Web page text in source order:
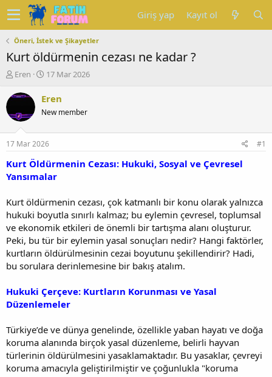
Giriş yap Kayıt ol
Öneri, İstek ve Şikayetler
Kurt öldürmenin cezası ne kadar ?
K
n
y
b
a
ş
a
a
n
Eren
B
ş
a
g
ı
ç
t
a
i
h
i
17 Mar 2026
Eren
New member
17 Mar 2026 #1
Kurt Öldürmenin Cezası: Hukuki, Sosyal ve Çevresel
Yansımalar
Kurt öldürmenin cezası, çok katmanlı bir konu olarak yalnızca
hukuki boyutla sınırlı kalmaz; bu eylemin çevresel, toplumsal
ve ekonomik etkileri de önemli bir tartışma alanı oluşturur.
Peki, bu tür bir eylemin yasal sonuçları nedir? Hangi faktörler,
kurtların öldürülmesinin cezai boyutunu şekillendirir? Hadi,
bu sorulara derinlemesine bir bakış atalım.
Hukuki Çerçeve: Kurtların Korunması ve Yasal
Düzenlemeler
Türkiye’de ve dünya genelinde, özellikle yaban hayatı ve doğa
koruma alanında birçok yasal düzenleme, belirli hayvan
türlerinin öldürülmesini yasaklamaktadır. Bu yasaklar, çevreyi
koruma amacıyla geliştirilmiştir ve çoğunlukla "koruma